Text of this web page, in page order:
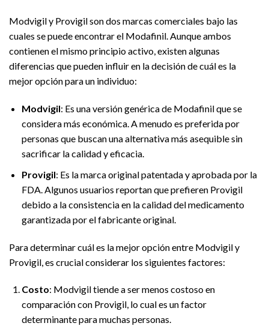
Modvigil y Provigil son dos marcas comerciales bajo las
cuales se puede encontrar el Modafinil. Aunque ambos
contienen el mismo principio activo, existen algunas
diferencias que pueden influir en la decisión de cuál es la
mejor opción para un individuo:
Modvigil: Es una versión genérica de Modafinil que se
considera más económica. A menudo es preferida por
personas que buscan una alternativa más asequible sin
sacrificar la calidad y eficacia.
Provigil: Es la marca original patentada y aprobada por la
FDA. Algunos usuarios reportan que prefieren Provigil
debido a la consistencia en la calidad del medicamento
garantizada por el fabricante original.
Para determinar cuál es la mejor opción entre Modvigil y
Provigil, es crucial considerar los siguientes factores:
Costo: Modvigil tiende a ser menos costoso en
comparación con Provigil, lo cual es un factor
determinante para muchas personas.